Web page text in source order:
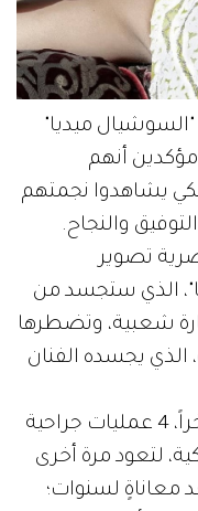
ميديا"
أنهم
يشاهدوا نجمتهم
والنجاح.
تصوير
الذي ستجسد من
شعبية، وتضطرها
الذي يجسده الفنان
وكانت حورية فرغلي قد أجرت، مؤخراً، 4 عمليات جراحية
لتعود مرة أخرى
معاناةٍ لسنوات؛